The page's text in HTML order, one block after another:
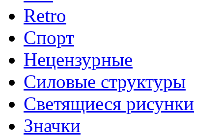
Retro
Спорт
Нецензурные
Силовые структуры
Светящиеся рисунки
Значки